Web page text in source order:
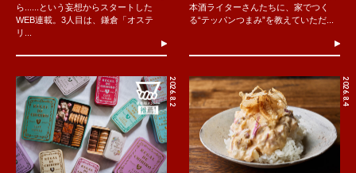
ら......という妄想からスタートした
WEB連載。3人目は、鎌倉「オステ
リ...
本酒ライターさんたちに、家でつく
る“テッパンつまみ”を教えていただ...
2026.8.2 2026.8.4